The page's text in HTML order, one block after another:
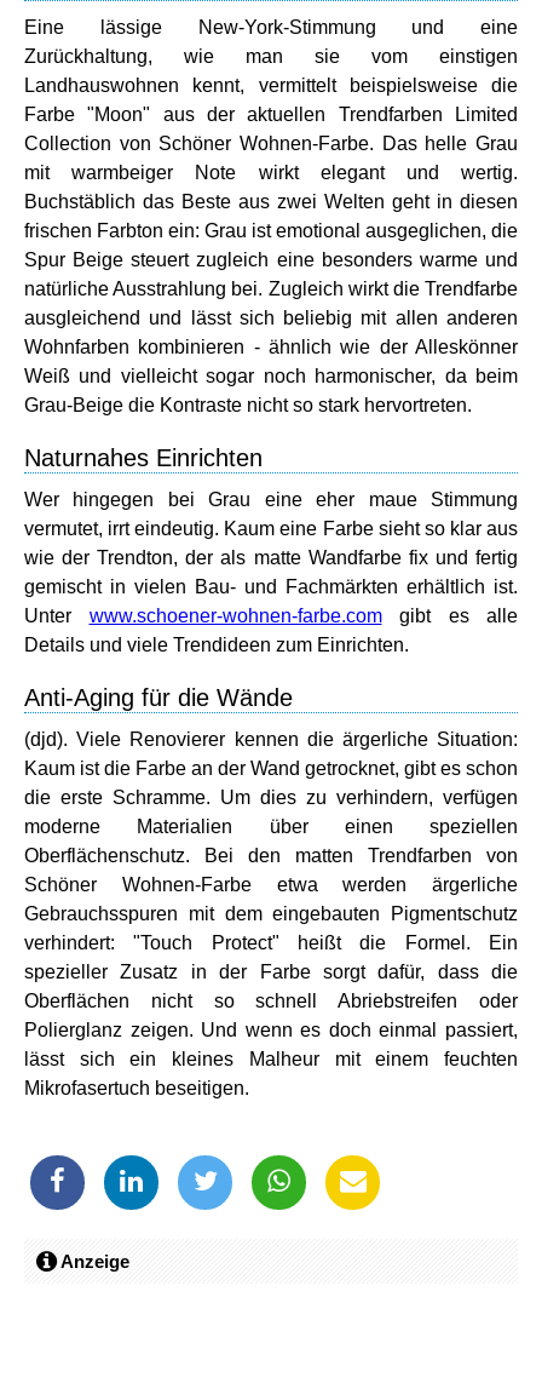
Eine lässige New-York-Stimmung und eine
Zurückhaltung, wie man sie vom einstigen
Landhauswohnen kennt, vermittelt beispielsweise die
Farbe "Moon" aus der aktuellen Trendfarben Limited
Collection von Schöner Wohnen-Farbe. Das helle Grau
mit warmbeiger Note wirkt elegant und wertig.
Buchstäblich das Beste aus zwei Welten geht in diesen
frischen Farbton ein: Grau ist emotional ausgeglichen, die
Spur Beige steuert zugleich eine besonders warme und
natürliche Ausstrahlung bei. Zugleich wirkt die Trendfarbe
ausgleichend und lässt sich beliebig mit allen anderen
Wohnfarben kombinieren - ähnlich wie der Alleskönner
Weiß und vielleicht sogar noch harmonischer, da beim
Grau-Beige die Kontraste nicht so stark hervortreten.
Naturnahes Einrichten
Wer hingegen bei Grau eine eher maue Stimmung
vermutet, irrt eindeutig. Kaum eine Farbe sieht so klar aus
wie der Trendton, der als matte Wandfarbe fix und fertig
gemischt in vielen Bau- und Fachmärkten erhältlich ist.
Unter www.schoener-wohnen-farbe.comgibt es alle
Details und viele Trendideen zum Einrichten.
Anti-Aging für die Wände
(djd). Viele Renovierer kennen die ärgerliche Situation:
Kaum ist die Farbe an der Wand getrocknet, gibt es schon
die erste Schramme. Um dies zu verhindern, verfügen
moderne Materialien über einen speziellen
Oberflächenschutz. Bei den matten Trendfarben von
Schöner Wohnen-Farbe etwa werden ärgerliche
Gebrauchsspuren mit dem eingebauten Pigmentschutz
verhindert: "Touch Protect" heißt die Formel. Ein
spezieller Zusatz in der Farbe sorgt dafür, dass die
Oberflächen nicht so schnell Abriebstreifen oder
Polierglanz zeigen. Und wenn es doch einmal passiert,
lässt sich ein kleines Malheur mit einem feuchten
Mikrofasertuch beseitigen.
Anzeige